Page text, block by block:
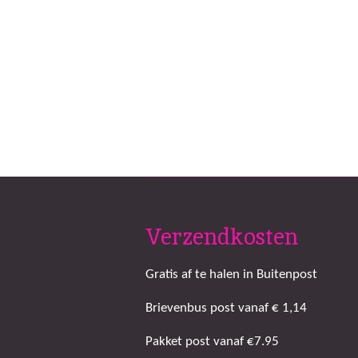
Verzendkosten
Gratis af te halen in Buitenpost
Brievenbus post vanaf € 1,14
Pakket post vanaf €7.95